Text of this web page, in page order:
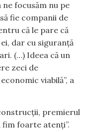
ne focusăm nu pe
fie companii de
că le pare că
dar cu siguranță
(…) Ideea că un
zeci de
viabilă”, a
premierul
fim foarte atenți”.